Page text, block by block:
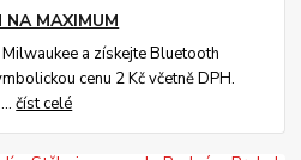
MAXIMUM
a získejte Bluetooth
cenu 2 Kč včetně DPH.
číst celé